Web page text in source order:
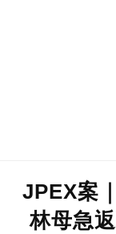
JPEX案
林母急